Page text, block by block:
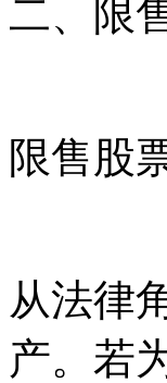
二、限
限售股
从法律
产。若